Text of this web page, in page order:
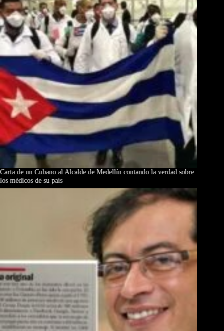
Carta de un Cubano al Alcalde de Medellín contando la verdad sobre
los médicos de su país